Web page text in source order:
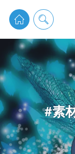
pixiv Sketchは2024年5
通知
pixiv
#素